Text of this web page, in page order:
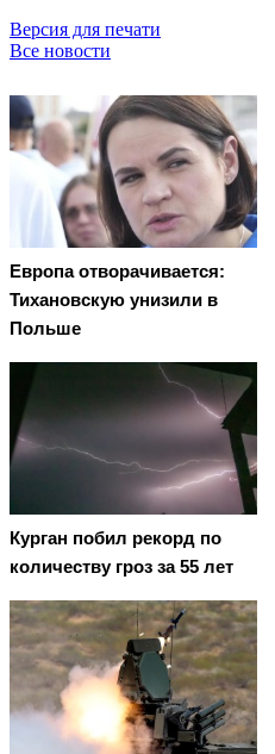
Версия для печати
Все новости
Европа отворачивается:
Тихановскую унизили в
Польше
Курган побил рекорд по
количеству гроз за 55 лет